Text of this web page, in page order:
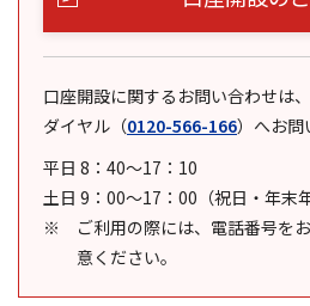
口座開設に関するお問い合わせは
ダイヤル （0120-566-166） へお問
平日 8：40～17：10
土日 9：00～17：00（祝日・年末
ご利用の際には、電話番号を
意ください。